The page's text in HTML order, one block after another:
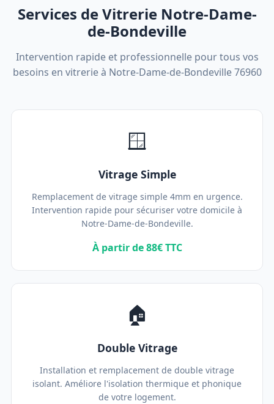
Services de Vitrerie Notre-Dame-
de-Bondeville
Intervention rapide et professionnelle pour tous vos
besoins en vitrerie à Notre-Dame-de-Bondeville 76960
🪟
Vitrage Simple
Remplacement de vitrage simple 4mm en urgence.
Intervention rapide pour sécuriser votre domicile à
Notre-Dame-de-Bondeville.
À partir de 88€ TTC
🏠
Double Vitrage
Installation et remplacement de double vitrage
isolant. Améliore l'isolation thermique et phonique
de votre logement.